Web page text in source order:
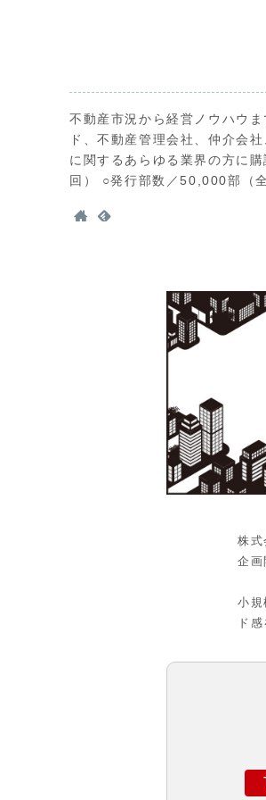
不動産市況から経営ノウハウ
ド、不動産管理会社、仲介会
に関するあらゆる業界の方に
回） ○発行部数／50,000部（全
株式
企画
小規
ド